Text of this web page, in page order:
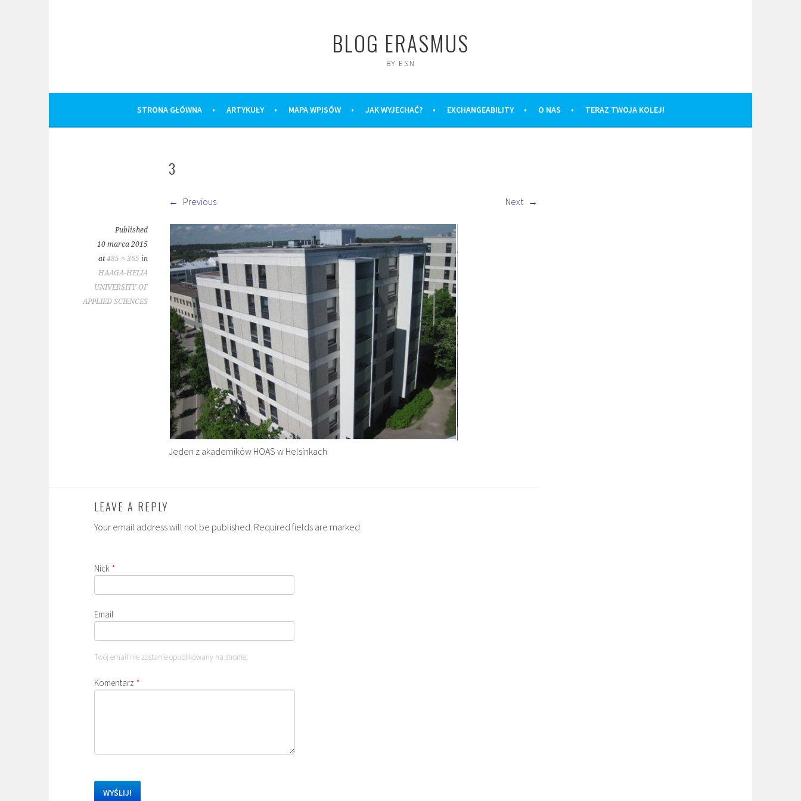
BLOG ERASMUS
BY ESN
STRONA GŁÓWNA ARTYKUŁY MAPA WPISÓW JAK WYJECHAĆ? EXCHANGEABILITY O NAS TERAZ TWOJA KOLEJ!
3
Previous Next
Published
10 marca 2015
at485 × 365 in
HAAGA-HELIA
UNIVERSITY OF
APPLIED SCIENCES
Jeden z akademików HOAS w Helsinkach
LEAVE A REPLY
Your email address will not be published. Required fields are marked
Nick *
Email
Twój email nie zostanie opublikowany na stronie.
Komentarz *